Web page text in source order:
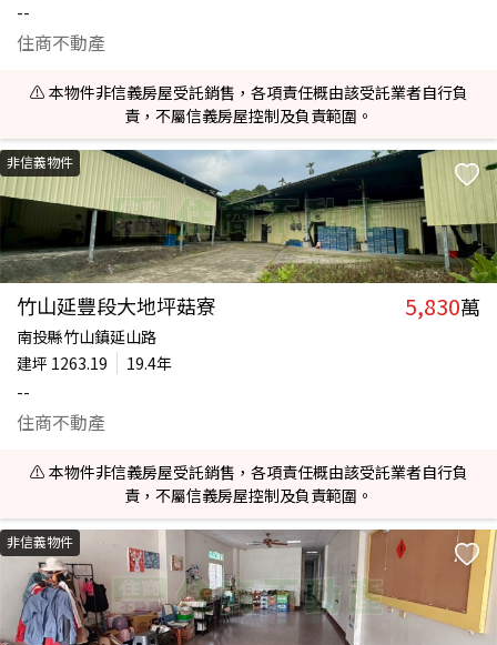
--
住商不動產
⚠️ 本物件非信義房屋受託銷售，各項責任概由該受託業者自行負
責，不屬信義房屋控制及負責範圍。
非信義物件
竹山延豐段大地坪菇寮 5,830萬
南投縣竹山鎮延山路
建坪 1263.19
19.4年
--
住商不動產
⚠️ 本物件非信義房屋受託銷售，各項責任概由該受託業者自行負
責，不屬信義房屋控制及負責範圍。
非信義物件